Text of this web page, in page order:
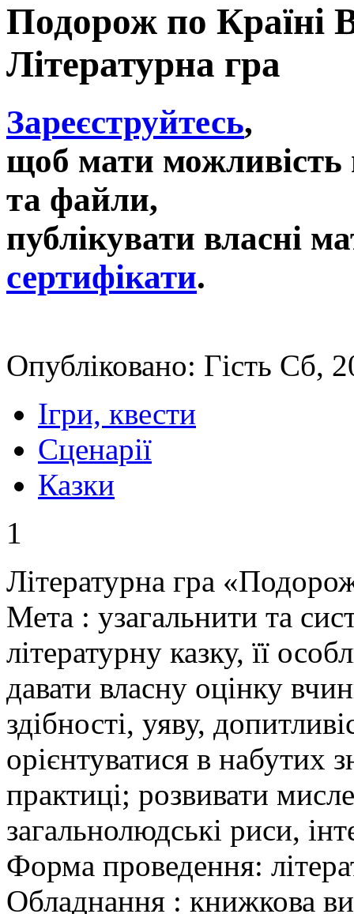
Подорож по Країні
Літературна гра
Зареєструйтесь,
щоб мати можливість
та файли,
публікувати власні
сертифікати.
Опубліковано: Гість Сб,
Ігри, квести
Сценарії
Казки
1
Літературна гра
Мета : узагальнити та
літературну казку, її
давати власну оцінку
здібності, уяву,
орієнтуватися в набутих
практиці; розвивати
загальнолюдські риси,
Форма проведення:
Обладнання : книжкова